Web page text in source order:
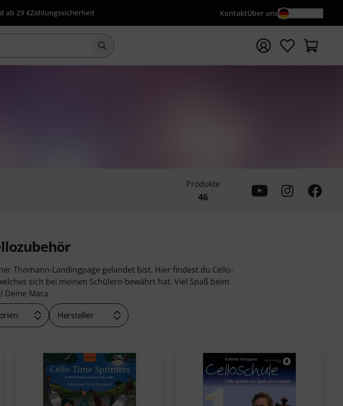
ab 29 €Zahlungssicherheit KontaktÜber uns
Suche mit Suchwort {searchTerm} starten
Produkte
46
Thomann-Landingpage gelandet bist. Hier findest du Cello-
sich bei meinen Schülern bewährt hat. Viel Spaß beim
Deine Mara
Hersteller